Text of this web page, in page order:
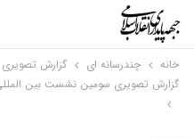
خانه چندرسانه ای
گزارش تصویری
گزارش تصویری سومین نشست بین